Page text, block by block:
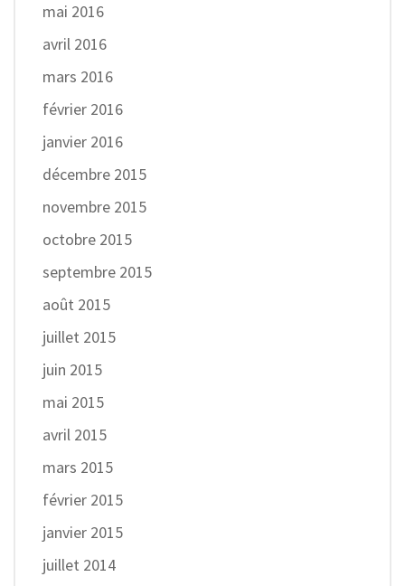
mai 2016
avril 2016
mars 2016
février 2016
janvier 2016
décembre 2015
novembre 2015
octobre 2015
septembre 2015
août 2015
juillet 2015
juin 2015
mai 2015
avril 2015
mars 2015
février 2015
janvier 2015
juillet 2014